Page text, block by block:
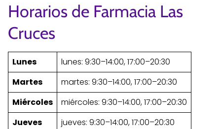
Horarios de Farmacia Las
Cruces
Lunes
lunes: 9:30–14:00, 17:00–20:30
Martes
martes: 9:30–14:00, 17:00–20:30
Miércoles
miércoles: 9:30–14:00, 17:00–20:30
Jueves
jueves: 9:30–14:00, 17:00–20:30